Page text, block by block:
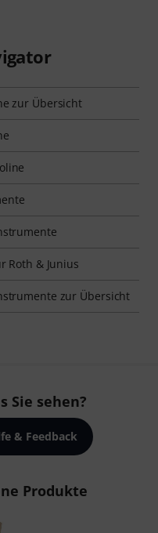
zur Übersicht
Roth & Junius
zur Übersicht
Sie sehen?
& Feedback
Produkte